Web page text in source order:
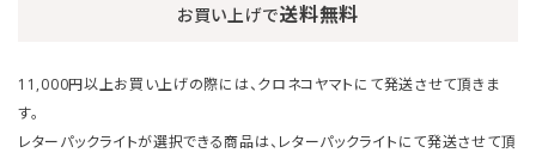
お買い上げで送料無料
11,000円以上お買い上げの際には、クロネコヤマトにて発送させて頂きま
す。
レターパックライトが選択できる商品は、レターパックライトにて発送させて頂